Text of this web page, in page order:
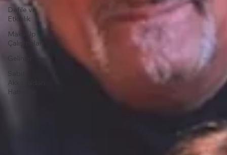
Defile ve
Etkinlik
Make Up
Çalışmaları
Gelinler
Sabit
Akkaya'dan
Haberler